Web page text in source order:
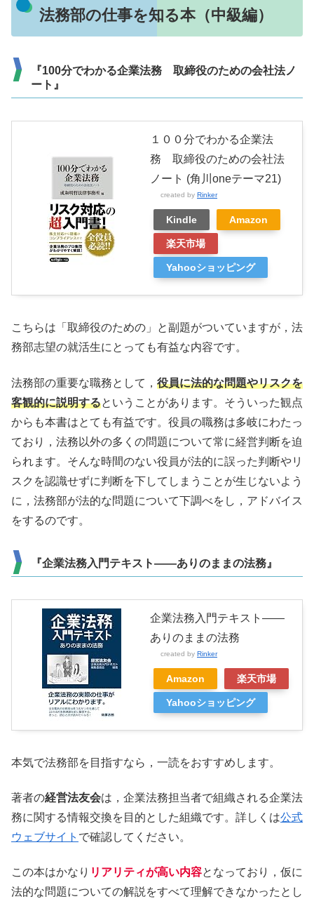
法務部の仕事を知る本（中級編）
『100分でわかる企業法務 取締役のための会社法ノ
ート』
１００分でわかる企業法
務 取締役のための会社法
ノート (角川oneテーマ21)
created by Rinker
Kindle Amazon
楽天市場
Yahooショッピング
こちらは「取締役のための」と副題がついていますが，法
務部志望の就活生にとっても有益な内容です。
法務部の重要な職務として， 役員に法的な問題やリスクを
客観的に説明するということがあります。そういった観点
からも本書はとても有益です。役員の職務は多岐にわたっ
ており，法務以外の多くの問題について常に経営判断を迫
られます。そんな時間のない役員が法的に誤った判断やリ
スクを認識せずに判断を下してしまうことが生じないよう
に，法務部が法的な問題について下調べをし，アドバイス
をするのです。
『企業法務入門テキスト――ありのままの法務』
企業法務入門テキスト――
ありのままの法務
created by Rinker
Amazon 楽天市場
Yahooショッピング
本気で法務部を目指すなら，一読をおすすめします。
著者の経営法友会は，企業法務担当者で組織される企業法
務に関する情報交換を目的とした組織です。詳しくは公式
ウェブサイト で確認してください。
この本はかなり リアリティが高い内容となっており，仮に
法的な問題についての解説をすべて理解できなかったとし